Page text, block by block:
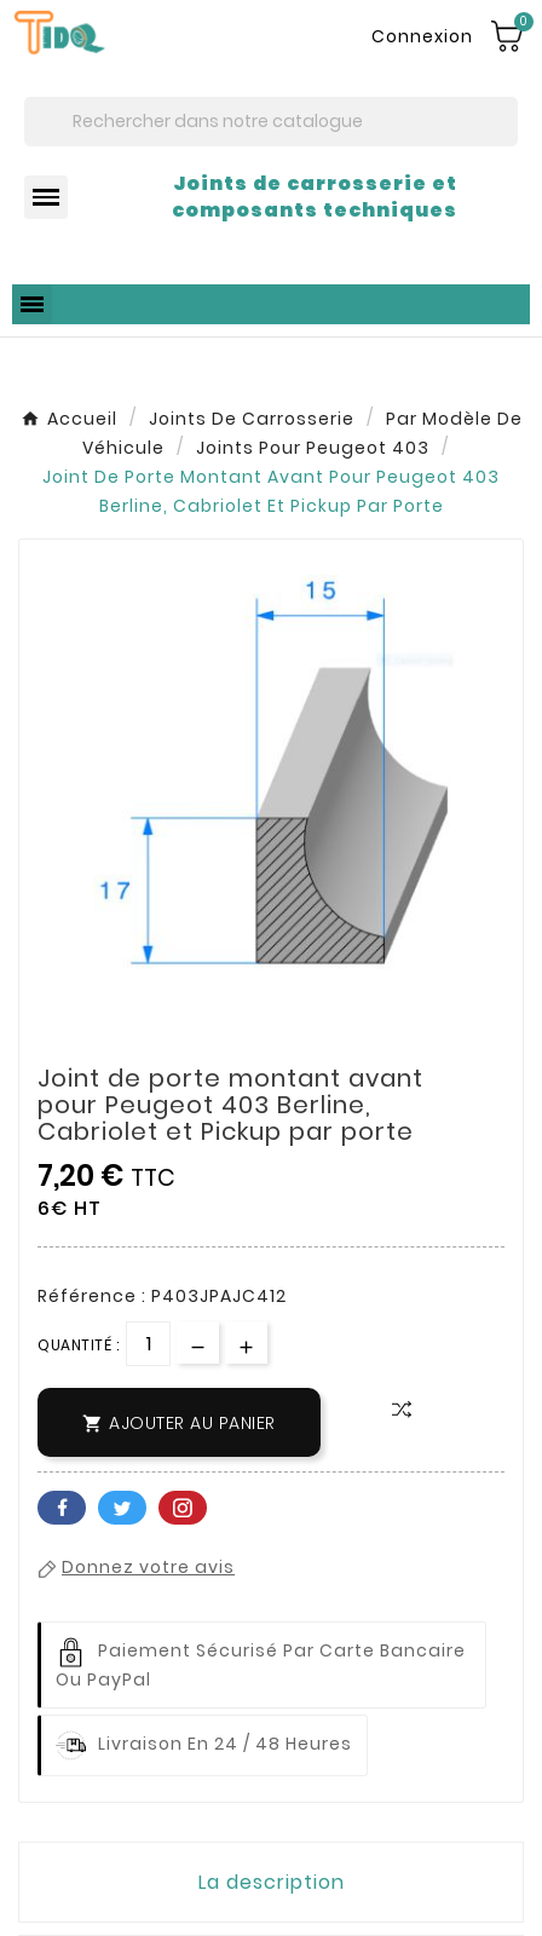
Connexion
0
Joints de carrosserie et
composants techniques
Accueil Joints De Carrosserie
Par Modèle De
Véhicule
Joints Pour Peugeot 403
Joint De Porte Montant Avant Pour Peugeot 403
Berline, Cabriolet Et Pickup Par Porte
Joint de porte montant avant
pour Peugeot 403 Berline,
Cabriolet et Pickup par porte
7,20 € TTC
6€ HT
Référence : P403JPAJC412
QUANTITÉ :
 AJOUTER AU PANIER
Donnez votre avis
Paiement Sécurisé Par Carte Bancaire
Ou PayPal
Livraison En 24 / 48 Heures
La description